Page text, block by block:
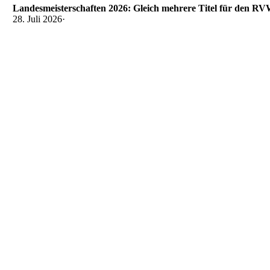
Landesmeisterschaften 2026: Gleich mehrere Titel für den
28. Juli 2026·